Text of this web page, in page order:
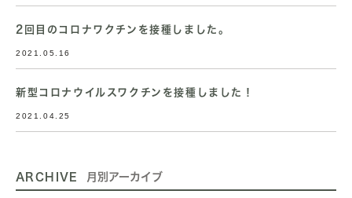
2回目のコロナワクチンを接種しました。
2021.05.16
新型コロナウイルスワクチンを接種しました！
2021.04.25
ARCHIVE 月別アーカイブ